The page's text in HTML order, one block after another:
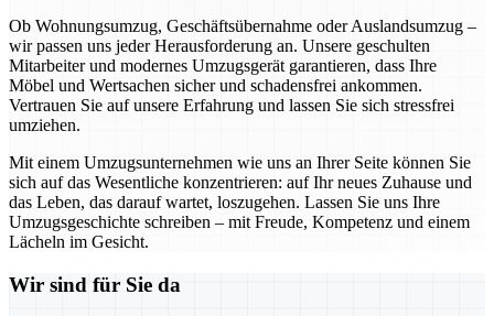
Ob Wohnungsumzug, Geschäftsübernahme oder Auslandsumzug –
wir passen uns jeder Herausforderung an. Unsere geschulten
Mitarbeiter und modernes Umzugsgerät garantieren, dass Ihre
Möbel und Wertsachen sicher und schadensfrei ankommen.
Vertrauen Sie auf unsere Erfahrung und lassen Sie sich stressfrei
umziehen.
Mit einem Umzugsunternehmen wie uns an Ihrer Seite können Sie
sich auf das Wesentliche konzentrieren: auf Ihr neues Zuhause und
das Leben, das darauf wartet, loszugehen. Lassen Sie uns Ihre
Umzugsgeschichte schreiben – mit Freude, Kompetenz und einem
Lächeln im Gesicht.
Wir sind für Sie da